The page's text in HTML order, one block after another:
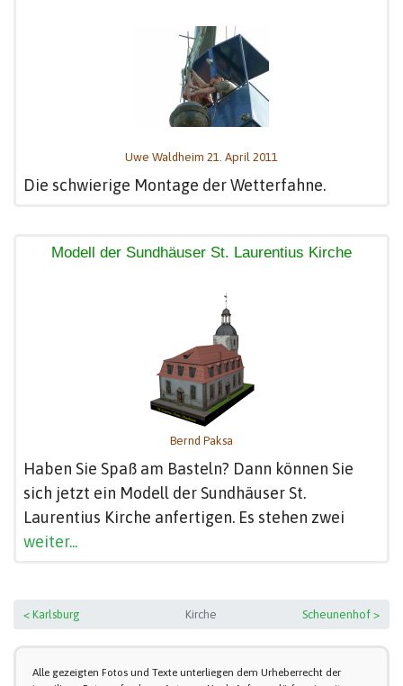
Uwe Waldheim 21. April 2011
Die schwierige Montage der Wetterfahne.
Modell der Sundhäuser St. Laurentius Kirche
Bernd Paksa
Haben Sie Spaß am Basteln? Dann können Sie
sich jetzt ein Modell der Sundhäuser St.
Laurentius Kirche anfertigen. Es stehen zwei
weiter...
< Karlsburg Kirche Scheunenhof >
Alle gezeigten Fotos und Texte unterliegen dem Urheberrecht der